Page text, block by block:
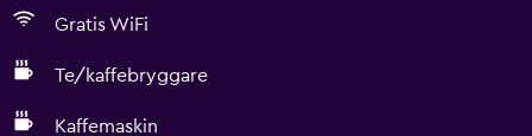
Gratis WiFi
Te/kaffebryggare
Kaffemaskin